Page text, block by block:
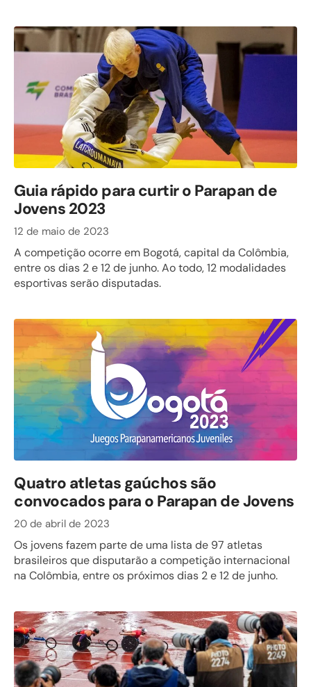
Guia rápido para curtir o Parapan de
Jovens 2023
12 de maio de 2023
A competição ocorre em Bogotá, capital da Colômbia,
entre os dias 2 e 12 de junho. Ao todo, 12 modalidades
esportivas serão disputadas.
Quatro atletas gaúchos são
convocados para o Parapan de Jovens
20 de abril de 2023
Os jovens fazem parte de uma lista de 97 atletas
brasileiros que disputarão a competição internacional
na Colômbia, entre os próximos dias 2 e 12 de junho.